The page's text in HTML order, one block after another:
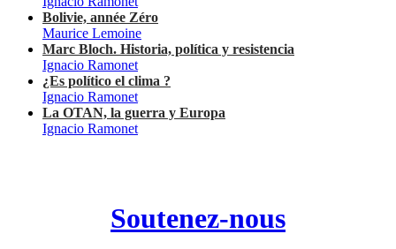
Bolivie, année Zéro
Maurice Lemoine
Marc Bloch. Historia, política y resistencia
Ignacio Ramonet
¿Es político el clima ?
Ignacio Ramonet
La OTAN, la guerra y Europa
Ignacio Ramonet
Soutenez-nous